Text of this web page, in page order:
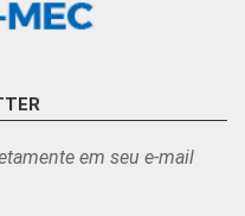
em seu e-mail